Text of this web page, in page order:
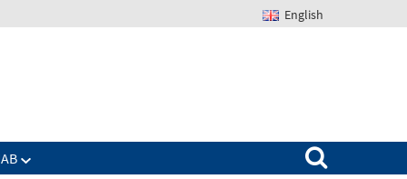
English
Zeige
Suchen nach: